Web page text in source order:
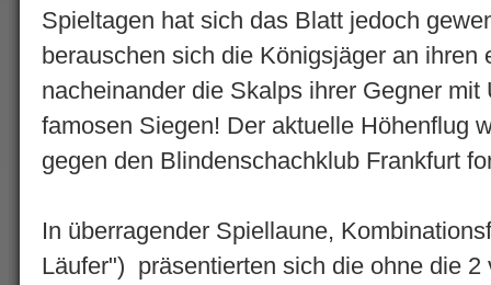
Spieltagen hat sich das Blatt jedoch
berauschen sich die Königsjäger an ihren
nacheinander die Skalps ihrer Gegner
famosen Siegen! Der aktuelle Höhenflug
gegen den Blindenschachklub Frankfurt
In überragender Spiellaune,
Läufer") präsentierten sich die ohne die 2